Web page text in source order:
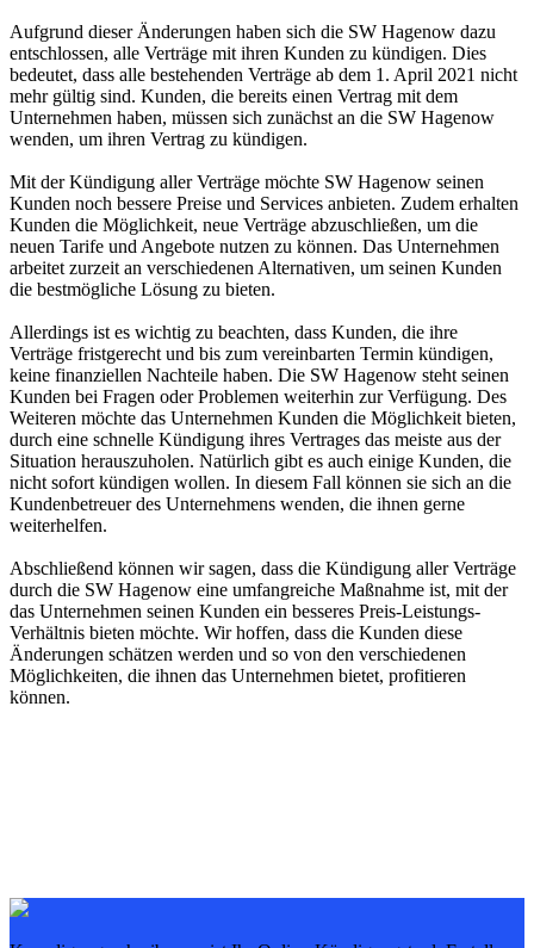
Aufgrund dieser Änderungen haben sich die SW Hagenow dazu
entschlossen, alle Verträge mit ihren Kunden zu kündigen. Dies
bedeutet, dass alle bestehenden Verträge ab dem 1. April 2021 nicht
mehr gültig sind. Kunden, die bereits einen Vertrag mit dem
Unternehmen haben, müssen sich zunächst an die SW Hagenow
wenden, um ihren Vertrag zu kündigen.
Mit der Kündigung aller Verträge möchte SW Hagenow seinen
Kunden noch bessere Preise und Services anbieten. Zudem erhalten
Kunden die Möglichkeit, neue Verträge abzuschließen, um die
neuen Tarife und Angebote nutzen zu können. Das Unternehmen
arbeitet zurzeit an verschiedenen Alternativen, um seinen Kunden
die bestmögliche Lösung zu bieten.
Allerdings ist es wichtig zu beachten, dass Kunden, die ihre
Verträge fristgerecht und bis zum vereinbarten Termin kündigen,
keine finanziellen Nachteile haben. Die SW Hagenow steht seinen
Kunden bei Fragen oder Problemen weiterhin zur Verfügung. Des
Weiteren möchte das Unternehmen Kunden die Möglichkeit bieten,
durch eine schnelle Kündigung ihres Vertrages das meiste aus der
Situation herauszuholen. Natürlich gibt es auch einige Kunden, die
nicht sofort kündigen wollen. In diesem Fall können sie sich an die
Kundenbetreuer des Unternehmens wenden, die ihnen gerne
weiterhelfen.
Abschließend können wir sagen, dass die Kündigung aller Verträge
durch die SW Hagenow eine umfangreiche Maßnahme ist, mit der
das Unternehmen seinen Kunden ein besseres Preis-Leistungs-
Verhältnis bieten möchte. Wir hoffen, dass die Kunden diese
Änderungen schätzen werden und so von den verschiedenen
Möglichkeiten, die ihnen das Unternehmen bietet, profitieren
können.